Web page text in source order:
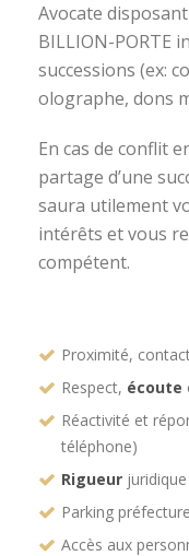
Avocate
BILLION-PORTE
successions (ex:
olographe, dons
En cas de conflit
partage d’une
saura utilement
intérêts et vous
compétent.
Proximité,
Respect, écoute
Réactivité et
téléphone)
Rigueur
Parking
Accès aux